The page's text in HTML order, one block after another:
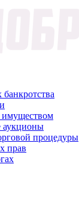
аукционы
процедуры
прав